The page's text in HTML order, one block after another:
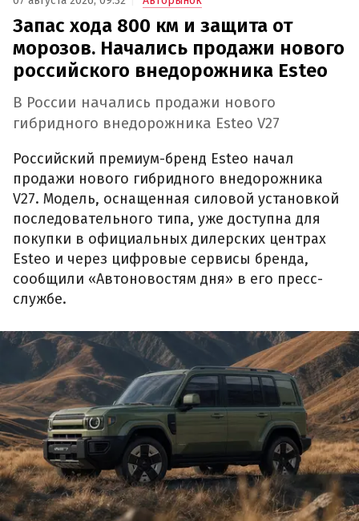
Запас хода 800 км и защита от
морозов. Начались продажи нового
российского внедорожника Esteo
В России начались продажи нового
гибридного внедорожника Esteo V27
Российский премиум-бренд Esteo начал
продажи нового гибридного внедорожника
V27. Модель, оснащенная силовой установкой
последовательного типа, уже доступна для
покупки в официальных дилерских центрах
Esteo и через цифровые сервисы бренда,
сообщили «Автоновостям дня» в его пресс-
службе.